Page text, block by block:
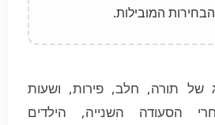
המובילות.
2026 - חג של תורה, חלב, פירות, ושעות
הסעודה השנייה, הילדים